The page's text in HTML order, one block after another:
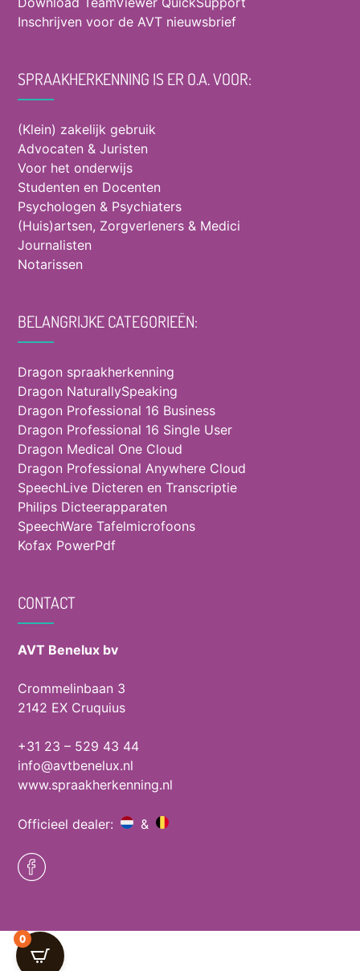
Inschrijven voor de AVT nieuwsbrief
SPRAAKHERKENNING IS ER O.A. VOOR:
(Klein) zakelijk gebruik
Advocaten & Juristen
Voor het onderwijs
Studenten en Docenten
Psychologen & Psychiaters
(Huis)artsen, Zorgverleners & Medici
Journalisten
Notarissen
BELANGRIJKE CATEGORIEËN:
Dragon spraakherkenning
Dragon NaturallySpeaking
Dragon Professional 16 Business
Dragon Professional 16 Single User
Dragon Medical One Cloud
Dragon Professional Anywhere Cloud
SpeechLive Dicteren en Transcriptie
Philips Dicteerapparaten
SpeechWare Tafelmicrofoons
Kofax PowerPdf
CONTACT
AVT Benelux bv
Crommelinbaan 3
2142 EX Cruquius
+31 23 – 529 43 44
info@avtbenelux.nl
www.spraakherkenning.nl
Officieel dealer: &
0